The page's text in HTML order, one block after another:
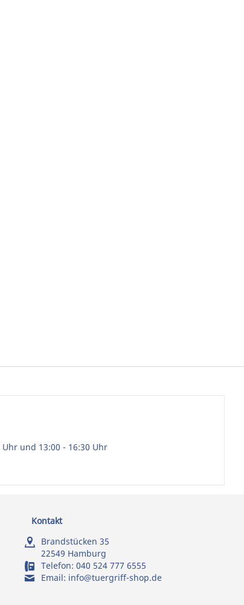
und 13:00 - 16:30 Uhr
Kontakt
Brandstücken 35
22549 Hamburg
Telefon: 040 524 777 6555
Email: info@tuergriff-shop.de